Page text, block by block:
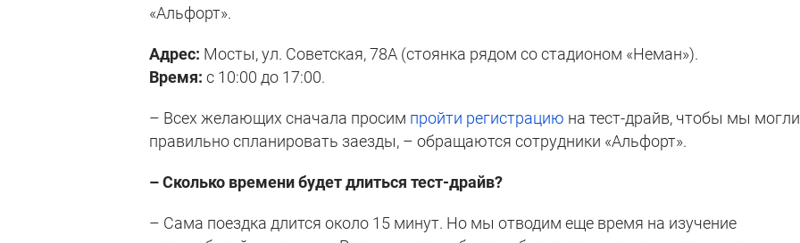
«Альфорт».
Адрес: Мосты, ул. Советская, 78А (стоянка рядом со стадионом «Неман»).
Время: с 10:00 до 17:00.
– Всех желающих сначала просим пройти регистрацию на тест-драйв, чтобы мы могли
правильно спланировать заезды, – обращаются сотрудники «Альфорт».
– Сколько времени будет длиться тест-драйв?
– Сама поездка длится около 15 минут. Но мы отводим еще время на изучение